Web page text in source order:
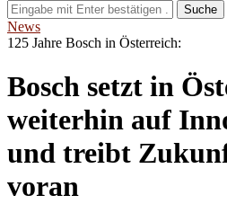
Suche
News
125 Jahre Bosch in Österreich:
Bosch setzt in
weiterhin auf
und treibt
voran